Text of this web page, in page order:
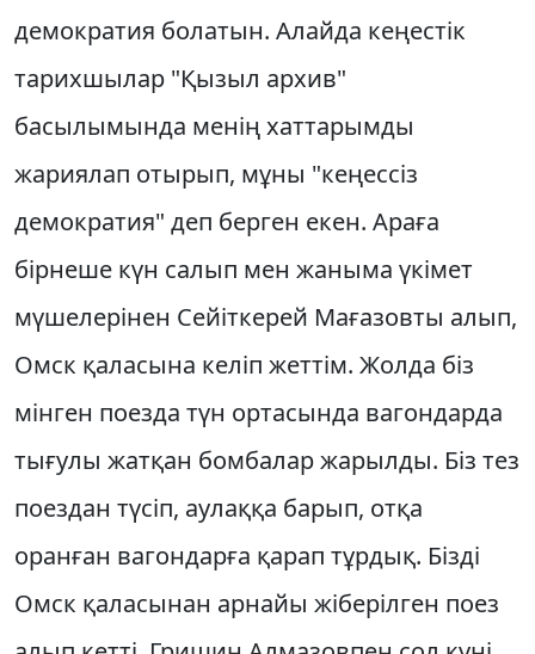
демократия болатын. Алайда кеңестiк
тарихшылар "Қызыл архив"
басылымында менiң хаттарымды
жариялап отырып, мұны "кеңессiз
демократия" деп берген екен. Араға
бiрнеше күн салып мен жаныма үкiмет
мүшелерiнен Сейiткерей Мағазовты алып,
Омск қаласына келiп жеттiм. Жолда бiз
мiнген поезда түн ортасында вагондарда
тығулы жатқан бомбалар жарылды. Бiз тез
поездан түсiп, аулаққа барып, отқа
оранған вагондарға қарап тұрдық. Бiздi
Омск қаласынан арнайы жiберiлген поез